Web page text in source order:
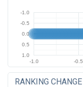
-1.0 -0.5
-1.0
-0.5
0.0
0.5
1.0
RANKING CHANGE